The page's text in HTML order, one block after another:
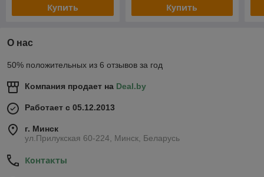
Купить Купить
О нас
50% положительных из 6 отзывов за год
Компания продает на Deal.by
Работает с 05.12.2013
г. Минск
ул.Прилукская 60-224, Минск, Беларусь
Контакты